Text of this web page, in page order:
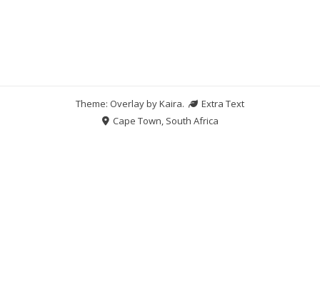
Theme: Overlay byKaira.
Extra Text
Cape Town, South Africa